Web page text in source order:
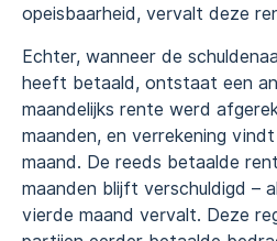
opeisbaarheid, vervalt deze
Echter, wanneer de
heeft betaald, ontstaat een
maandelijks rente werd
maanden, en verrekening
maand. De reeds betaalde
maanden blijft verschuldigd –
vierde maand vervalt. Deze